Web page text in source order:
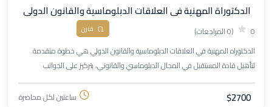
الدكتوراة المهنية فى العلاقات الدبلوماسية والقانون الدولى
0 (0 المراجعات) قارن
الدكتوراه المهنية في العلاقات الدبلوماسية والقانون الدولي هي خطوة متقدمة
لتأهيل قادة المستقبل في المجال الدبلوماسي والقانوني، بتركيز على الجوانب
التطبيقية والعملية.
$2700 ساعتين لكل محاضرة